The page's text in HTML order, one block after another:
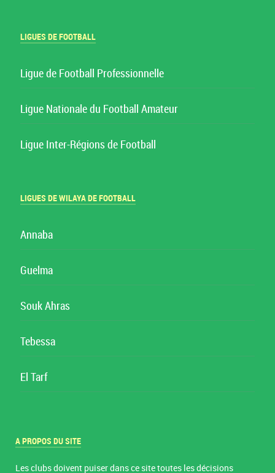
LIGUES DE FOOTBALL
Ligue de Football Professionnelle
Ligue Nationale du Football Amateur
Ligue Inter-Régions de Football
LIGUES DE WILAYA DE FOOTBALL
Annaba
Guelma
Souk Ahras
Tebessa
El Tarf
A PROPOS DU SITE
Les clubs doivent puiser dans ce site toutes les décisions